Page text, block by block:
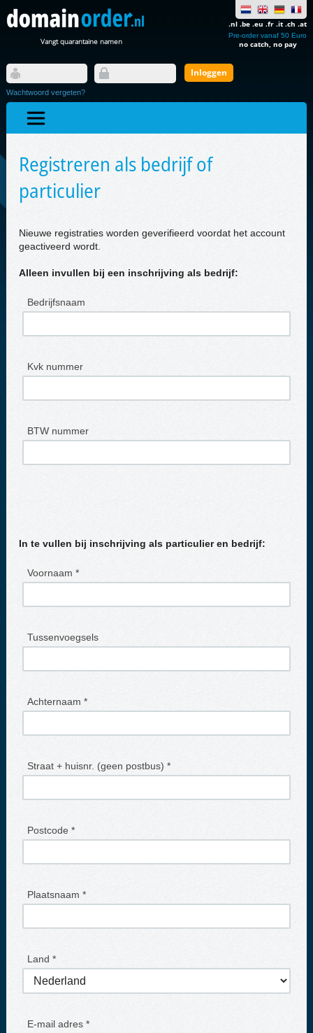
Vangt quarantaine namen
.nl .be .eu .fr .it .ch .at
Pre-order vanaf 50 Euro
no catch, no pay
Wachtwoord vergeten?
Registreren als bedrijf of
particulier
Nieuwe registraties worden geverifieerd voordat het account
geactiveerd wordt.
Alleen invullen bij een inschrijving als bedrijf:
Bedrijfsnaam
Kvk nummer
BTW nummer
In te vullen bij inschrijving als particulier en bedrijf:
Voornaam *
Tussenvoegsels
Achternaam *
Straat + huisnr. (geen postbus) *
Postcode *
Plaatsnaam *
Land *
E-mail adres *